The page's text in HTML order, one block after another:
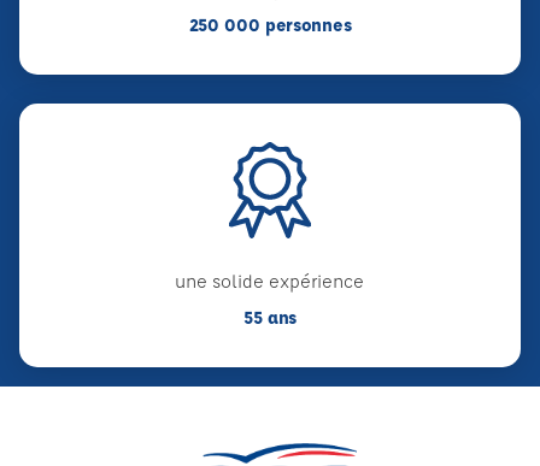
250 000 personnes
une solide expérience
55 ans